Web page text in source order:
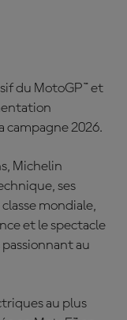
du MotoGP™ et
campagne 2026.
Michelin
ses
mondiale,
et le spectacle
au
au plus